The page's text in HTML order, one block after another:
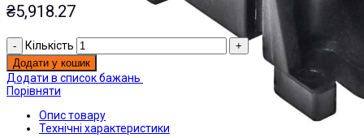
₴5,918.27
Кількість
Додати у кошик
Додати в список бажань
Порівняти
Опис товару
Технічні характеристики